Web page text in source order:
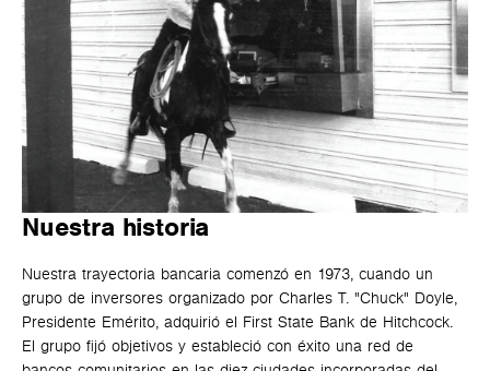
Nuestra historia
Nuestra trayectoria bancaria comenzó en 1973, cuando un
grupo de inversores organizado por Charles T. "Chuck" Doyle,
Presidente Emérito, adquirió el First State Bank de Hitchcock.
El grupo fijó objetivos y estableció con éxito una red de